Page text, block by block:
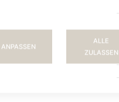
ANPASSEN
ALLE
ZULASSEN